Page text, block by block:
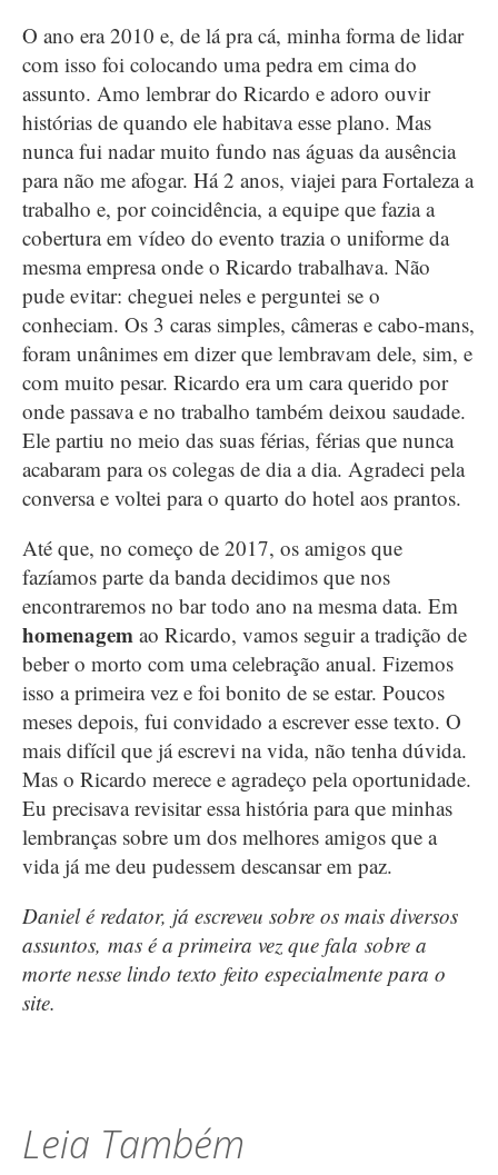
O ano era 2010 e, de lá pra cá, minha forma de lidar
com isso foi colocando uma pedra em cima do
assunto. Amo lembrar do Ricardo e adoro ouvir
histórias de quando ele habitava esse plano. Mas
nunca fui nadar muito fundo nas águas da ausência
para não me afogar. Há 2 anos, viajei para Fortaleza a
trabalho e, por coincidência, a equipe que fazia a
cobertura em vídeo do evento trazia o uniforme da
mesma empresa onde o Ricardo trabalhava. Não
pude evitar: cheguei neles e perguntei se o
conheciam. Os 3 caras simples, câmeras e cabo-mans,
foram unânimes em dizer que lembravam dele, sim, e
com muito pesar. Ricardo era um cara querido por
onde passava e no trabalho também deixou saudade.
Ele partiu no meio das suas férias, férias que nunca
acabaram para os colegas de dia a dia. Agradeci pela
conversa e voltei para o quarto do hotel aos prantos.
Até que, no começo de 2017, os amigos que
fazíamos parte da banda decidimos que nos
encontraremos no bar todo ano na mesma data. Em
homenagem ao Ricardo, vamos seguir a tradição de
beber o morto com uma celebração anual. Fizemos
isso a primeira vez e foi bonito de se estar. Poucos
meses depois, fui convidado a escrever esse texto. O
mais difícil que já escrevi na vida, não tenha dúvida.
Mas o Ricardo merece e agradeço pela oportunidade.
Eu precisava revisitar essa história para que minhas
lembranças sobre um dos melhores amigos que a
vida já me deu pudessem descansar em paz.
Daniel é redator, já escreveu sobre os mais diversos
assuntos, mas é a primeira vez que fala sobre a
morte nesse lindo texto feito especialmente para o
site.
Leia Também